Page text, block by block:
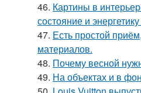
46. Картины в
состояние и
47. Есть простой
материалов.
48. Почему весной
49. На объектах и в